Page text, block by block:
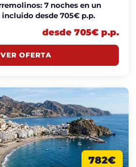
7 noches en un
desde 705€ p.p.
desde 705€ p.p.
VER OFERTA
782€